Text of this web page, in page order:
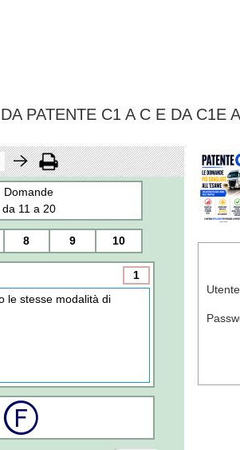
PATENTE C1 A C E DA C1E
Domande
da 11 a 20
8 9 10
1
le stesse modalità di
Utente